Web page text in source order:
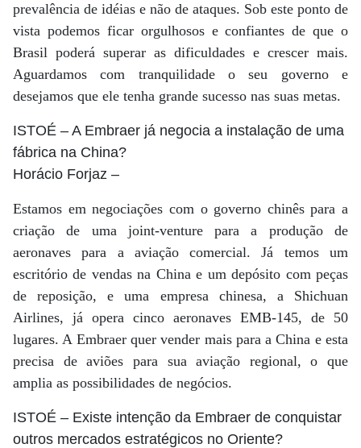
prevalência de idéias e não de ataques. Sob este ponto de
vista podemos ficar orgulhosos e confiantes de que o
Brasil poderá superar as dificuldades e crescer mais.
Aguardamos com tranquilidade o seu governo e
desejamos que ele tenha grande sucesso nas suas metas.
ISTOÉ – A Embraer já negocia a instalação de uma
fábrica na China?
Horácio Forjaz –
Estamos em negociações com o governo chinês para a
criação de uma joint-venture para a produção de
aeronaves para a aviação comercial. Já temos um
escritório de vendas na China e um depósito com peças
de reposição, e uma empresa chinesa, a Shichuan
Airlines, já opera cinco aeronaves EMB-145, de 50
lugares. A Embraer quer vender mais para a China e esta
precisa de aviões para sua aviação regional, o que
amplia as possibilidades de negócios.
ISTOÉ – Existe intenção da Embraer de conquistar
outros mercados estratégicos no Oriente?